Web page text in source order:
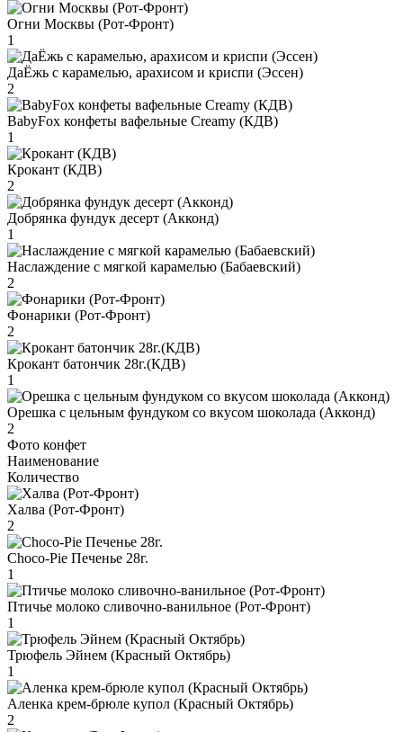
Огни Москвы (Рот-Фронт)
1
ДаЁжь с карамелью, арахисом и криспи (Эссен)
2
BabyFox конфеты вафельные Creamy (КДВ)
1
Крокант (КДВ)
2
Добрянка фундук десерт (Акконд)
1
Наслаждение с мягкой карамелью (Бабаевский)
2
Фонарики (Рот-Фронт)
2
Крокант батончик 28г.(КДВ)
1
Орешка с цельным фундуком со вкусом шоколада (Акконд)
2
Фото конфет
Наименование
Количество
Халва (Рот-Фронт)
2
Choco-Pie Печенье 28г.
1
Птичье молоко сливочно-ванильное (Рот-Фронт)
1
Трюфель Эйнем (Красный Октябрь)
1
Аленка крем-брюле купол (Красный Октябрь)
2